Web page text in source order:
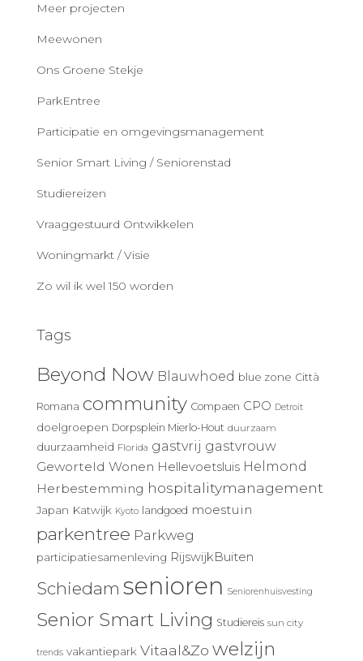
Meer projecten
Meewonen
Ons Groene Stekje
ParkEntree
Participatie en omgevingsmanagement
Senior Smart Living / Seniorenstad
Studiereizen
Vraaggestuurd Ontwikkelen
Woningmarkt / Visie
Zo wil ik wel 150 worden
Tags
Beyond Now Blauwhoed blue zone Città
Romana community Compaen CPO Detroit
doelgroepen Dorpsplein Mierlo-Hout duurzaam
duurzaamheid Florida gastvrij gastvrouw
Geworteld Wonen Hellevoetsluis Helmond
Herbestemming hospitalitymanagement
Japan Katwijk Kyoto landgoed moestuin
parkentree Parkweg
participatiesamenleving RijswijkBuiten
Schiedam senioren Seniorenhuisvesting
Senior Smart Living Studiereis sun city
trends vakantiepark Vitaal&Zo welzijn